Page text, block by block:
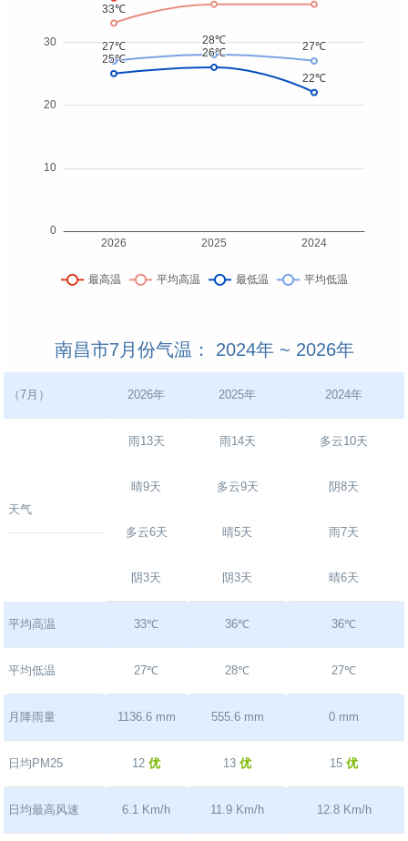
南昌市7月份气温： 2024年 ~ 2026年
（7月） 2026年 2025年 2024年
天气
雨13天
晴9天
多云6天
阴3天
雨14天
多云9天
晴5天
阴3天
多云10天
阴8天
雨7天
晴6天
平均高温 33℃ 36℃ 36℃
平均低温 27℃ 28℃ 27℃
月降雨量 1136.6 mm 555.6 mm 0 mm
日均PM25 12优 13优 15优
日均最高风速 6.1 Km/h 11.9 Km/h 12.8 Km/h